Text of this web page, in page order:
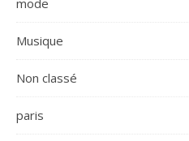
Musique
Non classé
paris